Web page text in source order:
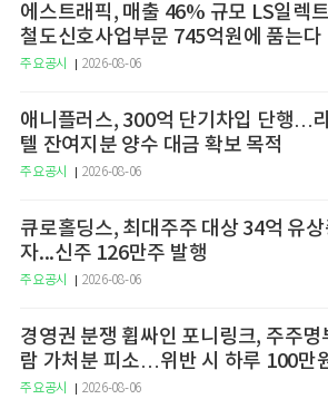
에스트래픽, 매출 46% 규모 LS일렉
철도신호사업부문 745억원에 품는다
주요공시 2026-08-06
애니플러스, 300억 단기차입 단행…
텔 잔여지분 양수 대금 확보 목적
주요공시 2026-08-06
큐로홀딩스, 최대주주 대상 34억 유
자...신주 126만주 발행
주요공시 2026-08-06
경영권 분쟁 휩싸인 포니링크, 주주명
람 가처분 피소…위반 시 하루 100만
구
주요공시 2026-08-06